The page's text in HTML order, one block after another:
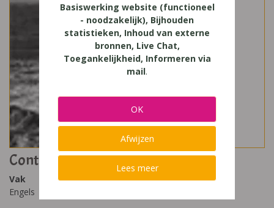
Contact 5T workbook
Vak
Engels
Basiswerking website (functioneel
- noodzakelijk), Bijhouden
statistieken, Inhoud van externe
bronnen, Live Chat,
Toegankelijkheid, Informeren via
mail.
OK
Afwijzen
Lees meer